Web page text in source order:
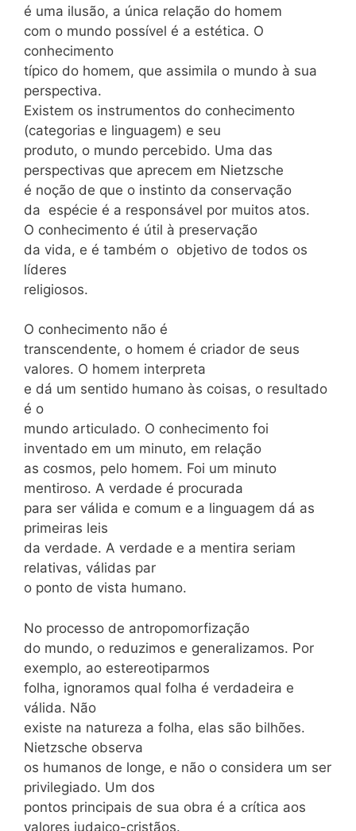
é uma ilusão, a única relação do homem
com o mundo possível é a estética. O
conhecimento
típico do homem, que assimila o mundo à sua
perspectiva.
Existem os instrumentos do conhecimento
(categorias e linguagem) e seu
produto, o mundo percebido. Uma das
perspectivas que aprecem em Nietzsche
é noção de que o instinto da conservação
da espécie é a responsável por muitos atos.
O conhecimento é útil à preservação
da vida, e é também o objetivo de todos os
líderes
religiosos.
O conhecimento não é
transcendente, o homem é criador de seus
valores. O homem interpreta
e dá um sentido humano às coisas, o resultado
é o
mundo articulado. O conhecimento foi
inventado em um minuto, em relação
as cosmos, pelo homem. Foi um minuto
mentiroso. A verdade é procurada
para ser válida e comum e a linguagem dá as
primeiras leis
da verdade. A verdade e a mentira seriam
relativas, válidas par
o ponto de vista humano.
No processo de antropomorfização
do mundo, o reduzimos e generalizamos. Por
exemplo, ao estereotiparmos
folha, ignoramos qual folha é verdadeira e
válida. Não
existe na natureza a folha, elas são bilhões.
Nietzsche observa
os humanos de longe, e não o considera um ser
privilegiado. Um dos
pontos principais de sua obra é a crítica aos
valores judaico-cristãos.